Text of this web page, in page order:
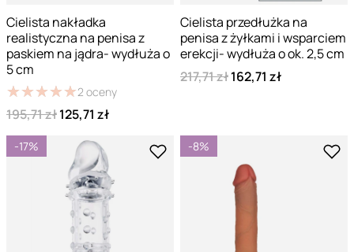
Cielista nakładka
realistyczna na penisa z
paskiem na jądra- wydłuża o
5 cm
★★★★★
★★★★★2 oceny
195,71 zł125,71 zł
Cielista przedłużka na
penisa z żyłkami i wsparciem
erekcji- wydłuża o ok. 2,5 cm
217,71 zł162,71 zł
-17% -8%